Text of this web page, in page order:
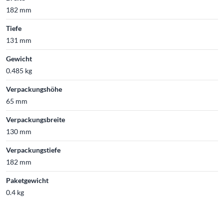
182 mm
Tiefe
131 mm
Gewicht
0.485 kg
Verpackungshöhe
65 mm
Verpackungsbreite
130 mm
Verpackungstiefe
182 mm
Paketgewicht
0.4 kg